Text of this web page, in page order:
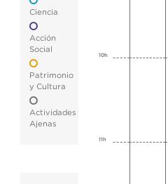
Ciencia
Acción
Social
Patrimonio
y Cultura
Actividades
Ajenas
10h
11h